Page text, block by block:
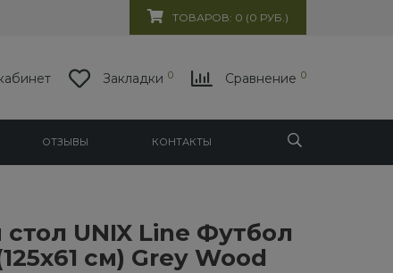
ТОВАРОВ: 0 (0 РУБ.)
Закладки 0 Сравнение 0
ОТЗЫВЫ КОНТАКТЫ
UNIX Line Футбол
см) Grey Wood